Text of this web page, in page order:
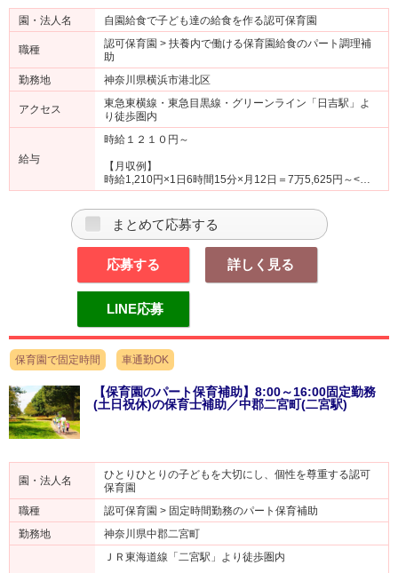
園・法人名 自園給食で子ども達の給食を作る認可保育園
職種
認可保育園 > 扶養内で働ける保育園給食のパート調理補
助
勤務地
神奈川県横浜市港北区
アクセス
東急東横線・東急目黒線・グリーンライン「日吉駅」よ
り徒歩圏内
給与
時給１２１０円～
【月収例】
時給1,210円×1日6時間15分×月12日＝7万5,625円～<…
まとめて応募する
応募する 詳しく見る
LINE応募
保育園で固定時間 車通勤OK
【保育園のパート保育補助】8:00～16:00固定勤務
(土日祝休)の保育士補助／中郡二宮町(二宮駅)
園・法人名
ひとりひとりの子どもを大切にし、個性を尊重する認可
保育園
職種
認可保育園 > 固定時間勤務のパート保育補助
勤務地
神奈川県中郡二宮町
ＪＲ東海道線「二宮駅」より徒歩圏内